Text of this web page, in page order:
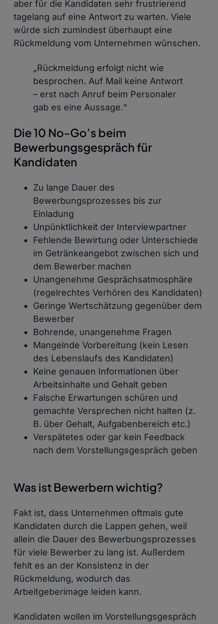
aber für die Kandidaten sehr frustrierend
tagelang auf eine Antwort zu warten. Viele
würde sich zumindest überhaupt eine
Rückmeldung vom Unternehmen wünschen.
„Rückmeldung erfolgt nicht wie
besprochen. Auf Mail keine Antwort
– erst nach Anruf beim Personaler
gab es eine Aussage.“
Die 10 No-Go’s beim
Bewerbungsgespräch für
Kandidaten
Zu lange Dauer des
Bewerbungsprozesses bis zur
Einladung
Unpünktlichkeit der Interviewpartner
Fehlende Bewirtung oder Unterschiede
im Getränkeangebot zwischen sich und
dem Bewerber machen
Unangenehme Gesprächsatmosphäre
(regelrechtes Verhören des Kandidaten)
Geringe Wertschätzung gegenüber dem
Bewerber
Bohrende, unangenehme Fragen
Mangelnde Vorbereitung (kein Lesen
des Lebenslaufs des Kandidaten)
Keine genauen Informationen über
Arbeitsinhalte und Gehalt geben
Falsche Erwartungen schüren und
gemachte Versprechen nicht halten (z.
B. über Gehalt, Aufgabenbereich etc.)
Verspätetes oder gar kein Feedback
nach dem Vorstellungsgespräch geben
Was ist Bewerbern wichtig?
Fakt ist, dass Unternehmen oftmals gute
Kandidaten durch die Lappen gehen, weil
allein die Dauer des Bewerbungsprozesses
für viele Bewerber zu lang ist. Außerdem
fehlt es an der Konsistenz in der
Rückmeldung, wodurch das
Arbeitgeberimage leiden kann.
Kandidaten wollen im Vorstellungsgespräch